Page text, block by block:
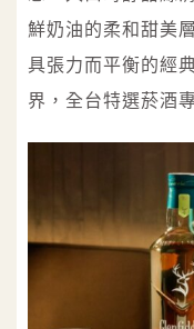
鮮奶油的柔和甜美
具張力而平衡的經
界，全台特選菸酒